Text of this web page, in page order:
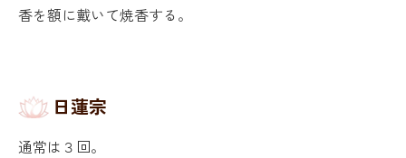
香を額に戴いて焼香する。
日蓮宗
通常は３回。